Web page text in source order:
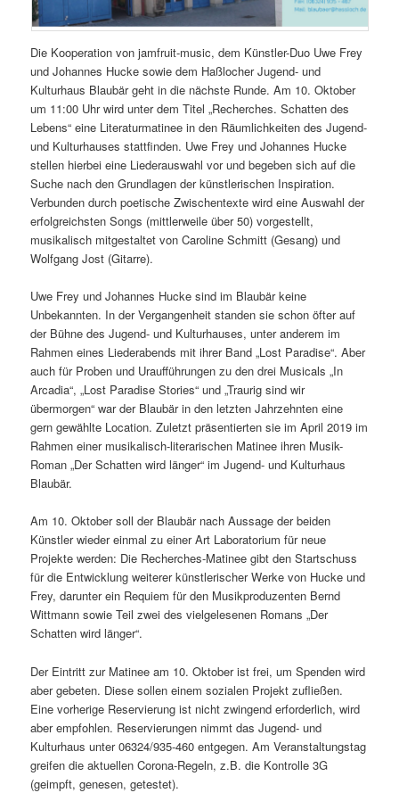
Die Kooperation von jamfruit-music, dem Künstler-Duo Uwe Frey
und Johannes Hucke sowie dem Haßlocher Jugend- und
Kulturhaus Blaubär geht in die nächste Runde. Am 10. Oktober
um 11:00 Uhr wird unter dem Titel „Recherches. Schatten des
Lebens“ eine Literaturmatinee in den Räumlichkeiten des Jugend-
und Kulturhauses stattfinden. Uwe Frey und Johannes Hucke
stellen hierbei eine Liederauswahl vor und begeben sich auf die
Suche nach den Grundlagen der künstlerischen Inspiration.
Verbunden durch poetische Zwischentexte wird eine Auswahl der
erfolgreichsten Songs (mittlerweile über 50) vorgestellt,
musikalisch mitgestaltet von Caroline Schmitt (Gesang) und
Wolfgang Jost (Gitarre).
Uwe Frey und Johannes Hucke sind im Blaubär keine
Unbekannten. In der Vergangenheit standen sie schon öfter auf
der Bühne des Jugend- und Kulturhauses, unter anderem im
Rahmen eines Liederabends mit ihrer Band „Lost Paradise“. Aber
auch für Proben und Uraufführungen zu den drei Musicals „In
Arcadia“, „Lost Paradise Stories“ und „Traurig sind wir
übermorgen“ war der Blaubär in den letzten Jahrzehnten eine
gern gewählte Location. Zuletzt präsentierten sie im April 2019 im
Rahmen einer musikalisch-literarischen Matinee ihren Musik-
Roman „Der Schatten wird länger“ im Jugend- und Kulturhaus
Blaubär.
Am 10. Oktober soll der Blaubär nach Aussage der beiden
Künstler wieder einmal zu einer Art Laboratorium für neue
Projekte werden: Die Recherches-Matinee gibt den Startschuss
für die Entwicklung weiterer künstlerischer Werke von Hucke und
Frey, darunter ein Requiem für den Musikproduzenten Bernd
Wittmann sowie Teil zwei des vielgelesenen Romans „Der
Schatten wird länger“.
Der Eintritt zur Matinee am 10. Oktober ist frei, um Spenden wird
aber gebeten. Diese sollen einem sozialen Projekt zufließen.
Eine vorherige Reservierung ist nicht zwingend erforderlich, wird
aber empfohlen. Reservierungen nimmt das Jugend- und
Kulturhaus unter 06324/935-460 entgegen. Am Veranstaltungstag
greifen die aktuellen Corona-Regeln, z.B. die Kontrolle 3G
(geimpft, genesen, getestet).